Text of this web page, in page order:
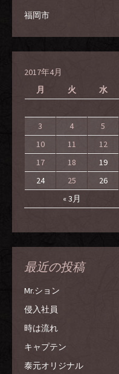
福岡市
2017年4月
月
火 水
« 3月
3
4 5
10
11 12
17
18 19
24
25 26
最近の投稿
Mr.ション
侵入社員
時は流れ
キャプテン
泰元オリジナル